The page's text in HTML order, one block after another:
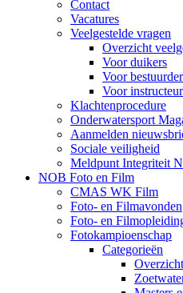
Contact
Vacatures
Veelgestelde vragen
Overzicht
Voor duikers
Voor
Voor
Klachtenprocedure
Onderwatersport
Aanmelden
Sociale veiligheid
Meldpunt Integriteit
NOB Foto en Film
CMAS WK Film
Foto- en Filmavonden
Foto- en
Fotokampioenschap
Categorieën